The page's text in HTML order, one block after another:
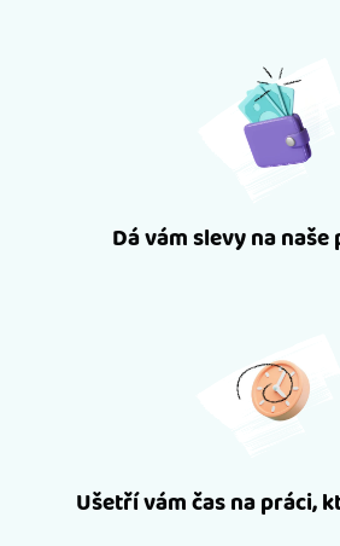
Dá vám slevy na
Ušetří vám čas na práci,